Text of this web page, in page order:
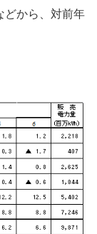
どから、対前年